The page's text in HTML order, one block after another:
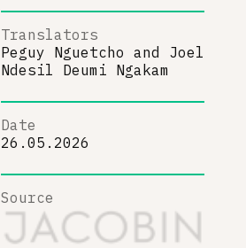
Translators
Peguy Nguetcho and Joel
Ndesil Deumi Ngakam
Date
26.05.2026
Source